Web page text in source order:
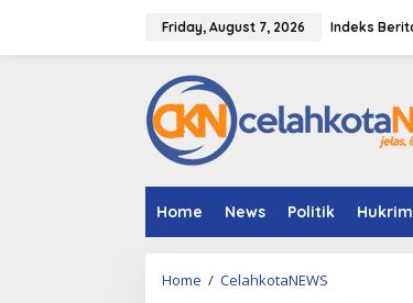
Friday, August 7, 2026 Indeks
Home News Politik Hukrim
Home / CelahkotaNEWS